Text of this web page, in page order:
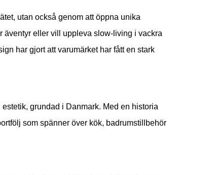
utan också genom att öppna unika
äventyr eller vill uppleva slow-living i vackra
har gjort att varumärket har fått en stark
grundad i Danmark. Med en historia
som spänner över kök, badrumstillbehör